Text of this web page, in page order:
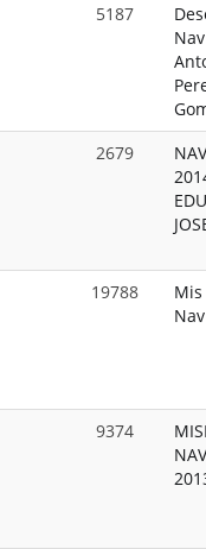
5187
2679
19788
9374